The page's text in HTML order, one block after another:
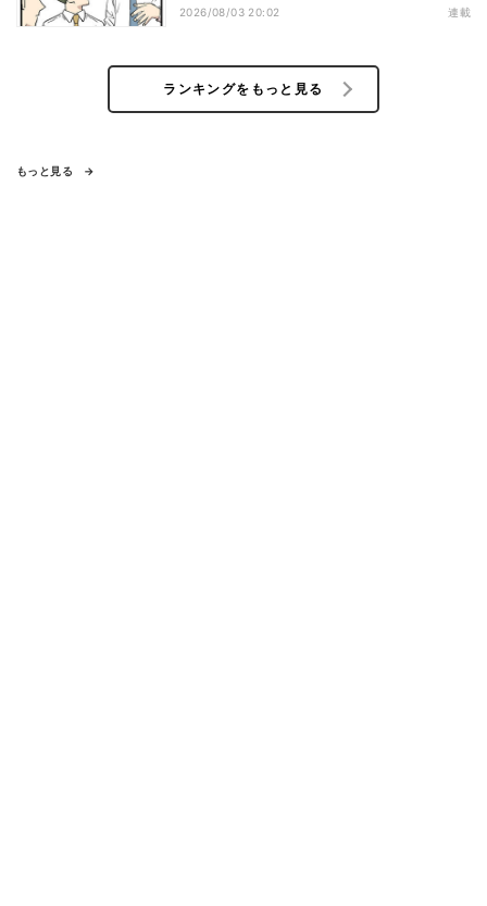
2026/08/03 20:02 連載
ランキングをもっと見る
もっと見る